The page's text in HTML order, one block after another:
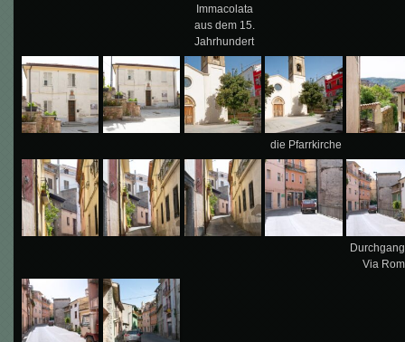
Immacolata
aus dem 15.
Jahrhundert
die Pfarrkirche
Via